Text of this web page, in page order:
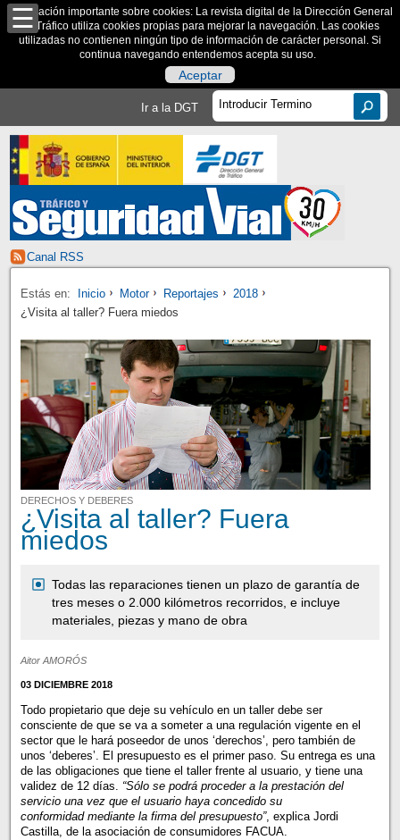
Información importante sobre cookies: La revista digital de la Dirección General
de Tráfico utiliza cookies propias para mejorar la navegación. Las cookies
utilizadas no contienen ningún tipo de información de carácter personal. Si
continua navegando entendemos acepta su uso.
Aceptar
Ir a la DGT
Canal RSS
Estás en: Inicio Motor Reportajes
2018
¿Visita al taller? Fuera miedos
DERECHOS Y DEBERES
¿Visita al taller? Fuera
miedos
Todas las reparaciones tienen un plazo de garantía de
tres meses o 2.000 kilómetros recorridos, e incluye
materiales, piezas y mano de obra
Aitor AMORÓS
03 DICIEMBRE 2018
Todo propietario que deje su vehículo en un taller debe ser
consciente de que se va a someter a una regulación vigente en el
sector que le hará poseedor de unos ‘derechos’, pero también de
unos ‘deberes’. El presupuesto es el primer paso. Su entrega es una
de las obligaciones que tiene el taller frente al usuario, y tiene una
validez de 12 días. “Sólo se podrá proceder a la prestación del
servicio una vez que el usuario haya concedido su
conformidad mediante la firma del presupuesto”, explica Jordi
Castilla, de la asociación de consumidores FACUA.